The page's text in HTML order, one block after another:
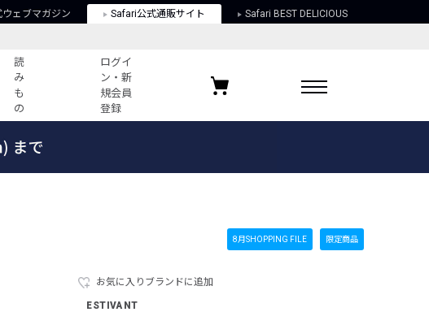
ェブマガジン Safari公式通販サイト Safari BEST DELICIOUS
読
み
も
の
ログイ
ン・新
規会員
登録
お気に入りブランド
限定商品
8月SHOPPING FILE
お気に入りブランドに追加
ESTIVANT